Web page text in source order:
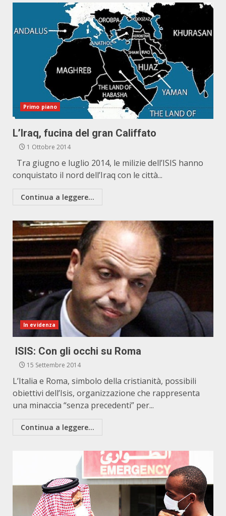
Primo piano
L’Iraq, fucina del gran Califfato
1 Ottobre 2014
Tra giugno e luglio 2014, le milizie dell’ISIS hanno
conquistato il nord dell’Iraq con le città...
Continua a leggere...
In evidenza
ISIS: Con gli occhi su Roma
15 Settembre 2014
L’Italia e Roma, simbolo della cristianità, possibili
obiettivi dell’Isis, organizzazione che rappresenta
una minaccia “senza precedenti” per...
Continua a leggere...